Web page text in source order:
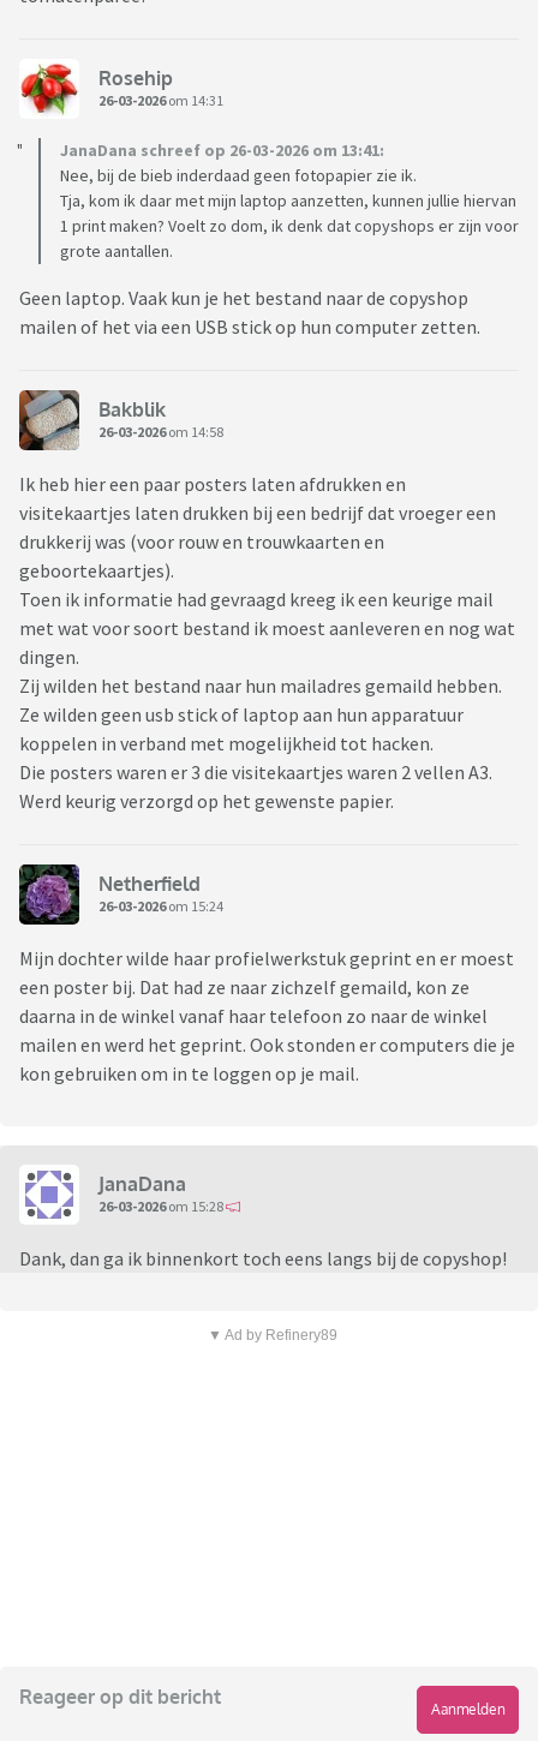
Rosehip
26-03-2026om 14:31
JanaDana schreef op 26-03-2026 om 13:41:
Nee, bij de bieb inderdaad geen fotopapier zie ik.
Tja, kom ik daar met mijn laptop aanzetten, kunnen jullie hiervan
1 print maken? Voelt zo dom, ik denk dat copyshops er zijn voor
grote aantallen.
Geen laptop. Vaak kun je het bestand naar de copyshop
mailen of het via een USB stick op hun computer zetten.
Bakblik
26-03-2026om 14:58
Ik heb hier een paar posters laten afdrukken en
visitekaartjes laten drukken bij een bedrijf dat vroeger een
drukkerij was (voor rouw en trouwkaarten en
geboortekaartjes).
Toen ik informatie had gevraagd kreeg ik een keurige mail
met wat voor soort bestand ik moest aanleveren en nog wat
dingen.
Zij wilden het bestand naar hun mailadres gemaild hebben.
Ze wilden geen usb stick of laptop aan hun apparatuur
koppelen in verband met mogelijkheid tot hacken.
Die posters waren er 3 die visitekaartjes waren 2 vellen A3.
Werd keurig verzorgd op het gewenste papier.
Netherfield
26-03-2026om 15:24
Mijn dochter wilde haar profielwerkstuk geprint en er moest
een poster bij. Dat had ze naar zichzelf gemaild, kon ze
daarna in de winkel vanaf haar telefoon zo naar de winkel
mailen en werd het geprint. Ook stonden er computers die je
kon gebruiken om in te loggen op je mail.
JanaDana
26-03-2026om 15:28
Dank, dan ga ik binnenkort toch eens langs bij de copyshop!
▼ Ad by Refinery89
Reageer op dit bericht
Aanmelden